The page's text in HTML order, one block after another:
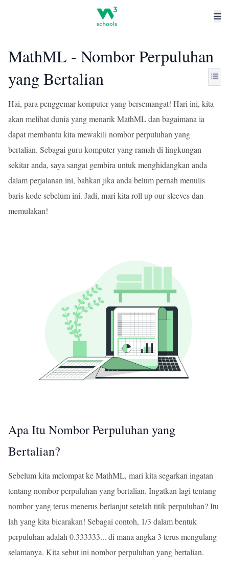
MathML - Nombor Perpuluhan
yang Bertalian
Hai, para penggemar komputer yang bersemangat! Hari ini, kita
akan melihat dunia yang menarik MathML dan bagaimana ia
dapat membantu kita mewakili nombor perpuluhan yang
bertalian. Sebagai guru komputer yang ramah di lingkungan
sekitar anda, saya sangat gembira untuk menghidangkan anda
dalam perjalanan ini, bahkan jika anda belum pernah menulis
baris kode sebelum ini. Jadi, mari kita roll up our sleeves dan
memulakan!
Apa Itu Nombor Perpuluhan yang
Bertalian?
Sebelum kita melompat ke MathML, mari kita segarkan ingatan
tentang nombor perpuluhan yang bertalian. Ingatkan lagi tentang
nombor yang terus menerus berlanjut setelah titik perpuluhan? Itu
lah yang kita bicarakan! Sebagai contoh, 1/3 dalam bentuk
perpuluhan adalah 0.333333... di mana angka 3 terus mengulang
selamanya. Kita sebut ini nombor perpuluhan yang bertalian.